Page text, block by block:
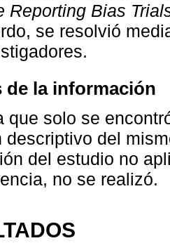
Reporting Bias
se resolvió
de la información
que solo se
descriptivo del
del estudio no
no se realizó.